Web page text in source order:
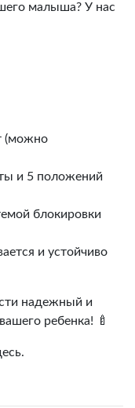
малыша? У нас
(можно
и 5 положений
блокировки
и устойчиво
надежный и
ребенка! 🍼